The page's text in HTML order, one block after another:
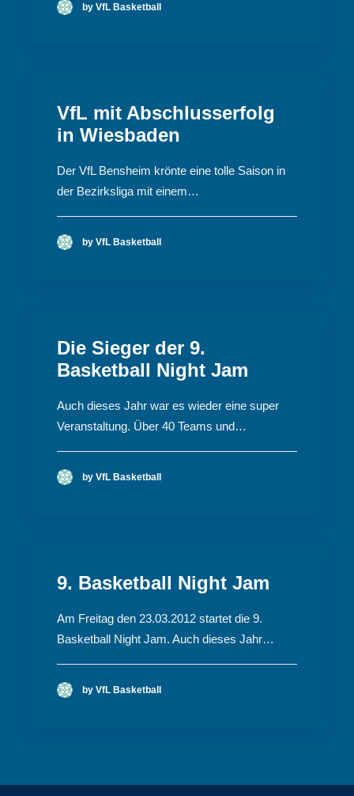
by VfL Basketball
VfL mit Abschlusserfolg
in Wiesbaden
Der VfL Bensheim krönte eine tolle Saison in
der Bezirksliga mit einem…
by VfL Basketball
Die Sieger der 9.
Basketball Night Jam
Auch dieses Jahr war es wieder eine super
Veranstaltung. Über 40 Teams und…
by VfL Basketball
9. Basketball Night Jam
Am Freitag den 23.03.2012 startet die 9.
Basketball Night Jam. Auch dieses Jahr…
by VfL Basketball